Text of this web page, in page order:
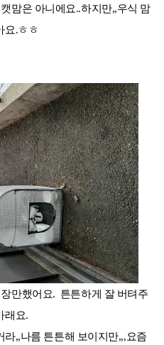
맘은 아니에요..하지만,,우식 맘
요.ㅎㅎ
만했어요. 튼튼하게 잘 버텨주
래요.
,,나름 튼튼해 보이지만,,,요즘